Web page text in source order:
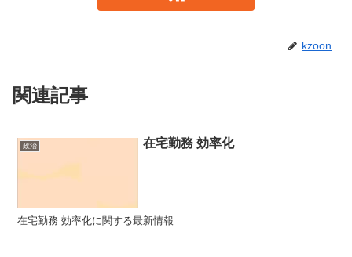
kzoon
関連記事
政治 在宅勤務 効率化
在宅勤務 効率化に関する最新情報